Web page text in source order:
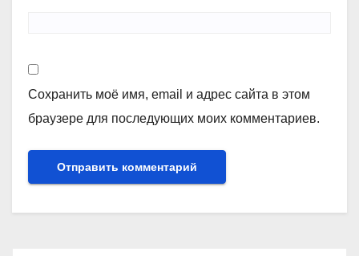
Сохранить моё имя, email и адрес сайта в этом
браузере для последующих моих комментариев.